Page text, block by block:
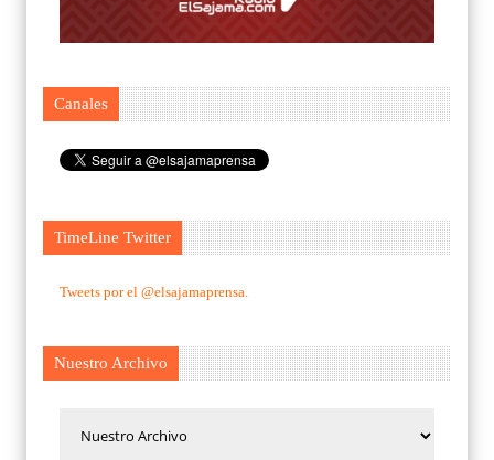
Canales
TimeLine Twitter
Tweets por el @elsajamaprensa.
Nuestro Archivo